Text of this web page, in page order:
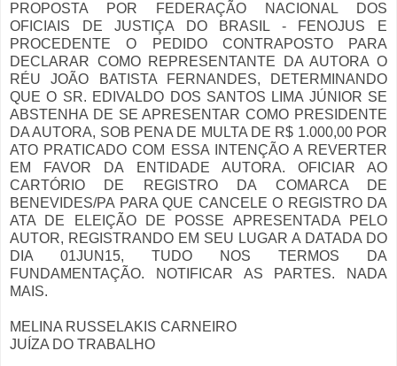
PROPOSTA POR FEDERAÇÃO NACIONAL DOS
OFICIAIS DE JUSTIÇA DO BRASIL - FENOJUS E
PROCEDENTE O PEDIDO CONTRAPOSTO PARA
DECLARAR COMO REPRESENTANTE DA AUTORA O
RÉU JOÃO BATISTA FERNANDES, DETERMINANDO
QUE O SR. EDIVALDO DOS SANTOS LIMA JÚNIOR SE
ABSTENHA DE SE APRESENTAR COMO PRESIDENTE
DA AUTORA, SOB PENA DE MULTA DE R$ 1.000,00 POR
ATO PRATICADO COM ESSA INTENÇÃO A REVERTER
EM FAVOR DA ENTIDADE AUTORA. OFICIAR AO
CARTÓRIO DE REGISTRO DA COMARCA DE
BENEVIDES/PA PARA QUE CANCELE O REGISTRO DA
ATA DE ELEIÇÃO DE POSSE APRESENTADA PELO
AUTOR, REGISTRANDO EM SEU LUGAR A DATADA DO
DIA 01JUN15, TUDO NOS TERMOS DA
FUNDAMENTAÇÃO. NOTIFICAR AS PARTES. NADA
MAIS.
MELINA RUSSELAKIS CARNEIRO
JUÍZA DO TRABALHO